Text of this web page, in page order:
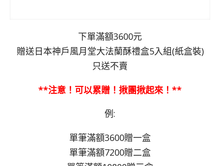
下單滿額3600元
贈送日本神戶風月堂大法蘭酥禮盒5入組(紙盒裝)
只送不賣
**注意！可以累贈！揪團揪起來！**
例:
單筆滿額3600贈一盒
單筆滿額7200贈二盒